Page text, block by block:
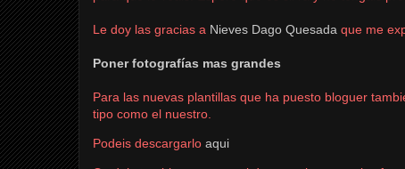
Le doy las gracias a Nieves Dago Quesada que me
Poner fotografías mas grandes
Para las nuevas plantillas que ha puesto bloguer
tipo como el nuestro.
Podeis descargarlo aqui